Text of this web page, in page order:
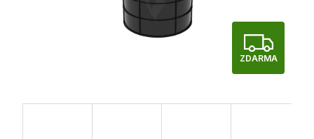
Z
D
A
ZDARMA